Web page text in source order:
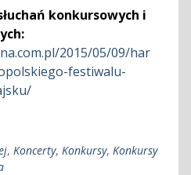
konkursowych i
2015/05/09/har
festiwalu-
, Koncerty, Konkursy, Konkursy